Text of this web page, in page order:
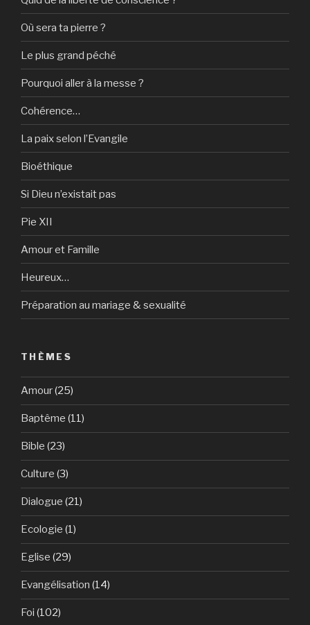
Où sera ta pierre ?
Le plus grand péché
Pourquoi aller à la messe ?
Cohérence…
La paix selon l’Evangile
Bioéthique
Si Dieu n’existait pas
Pie XII
Amour et Famille
Heureux…
Préparation au mariage & sexualité
THÈMES
Amour(25)
Baptême (11)
Bible (23)
Culture (3)
Dialogue (21)
Ecologie (1)
Eglise (29)
Evangélisation (14)
Foi (102)